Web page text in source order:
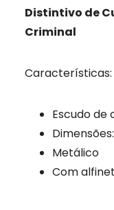
Distintivo de
Criminal
Características:
Escudo de
Metálico
Com